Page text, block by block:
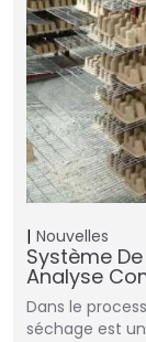
Nouvelles
Système
Analyse
Dans le
séchage est